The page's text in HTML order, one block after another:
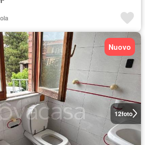
12foto
Nuovo